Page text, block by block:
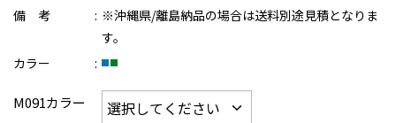
備 考
※沖縄県/離島納品の場合は送料別途見積となりま
す。
カラー
M091カラー